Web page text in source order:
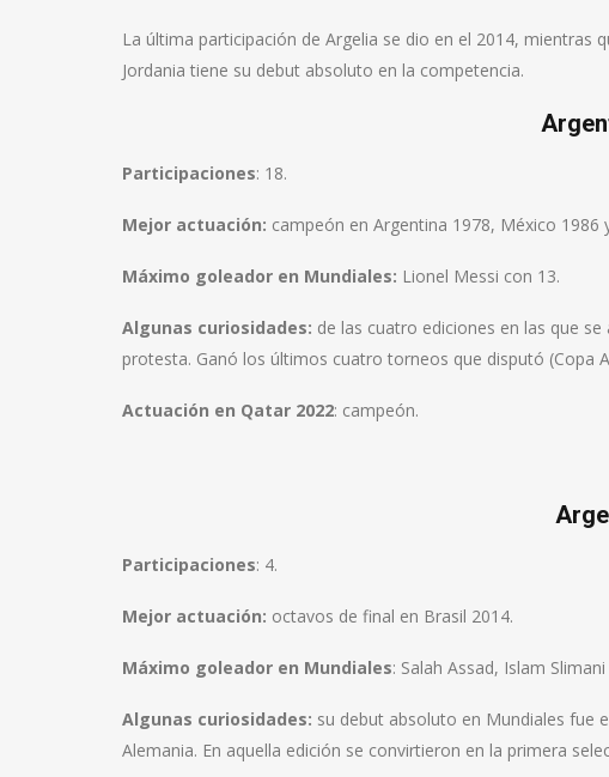
La última participación de Argelia se dio en el 2014, mientras
Jordania tiene su debut absoluto en la competencia.
Participaciones: 18.
Mejor actuación: campeón en Argentina 1978, México 1986
Máximo goleador en Mundiales: Lionel Messi con 13.
Algunas curiosidades: de las cuatro ediciones en las que
protesta. Ganó los últimos cuatro torneos que disputó (Copa
Actuación en Qatar 2022: campeón.
Participaciones: 4.
Mejor actuación: octavos de final en Brasil 2014.
Máximo goleador en Mundiales: Salah Assad, Islam
Algunas curiosidades: su debut absoluto en Mundiales fue
Alemania. En aquella edición se convirtieron en la primera